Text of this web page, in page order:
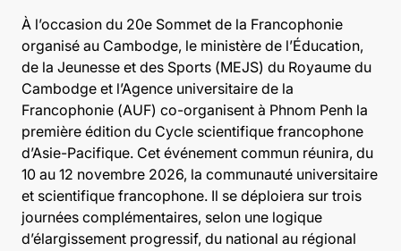
À l’occasion du 20e Sommet de la Francophonie
organisé au Cambodge, le ministère de l’Éducation,
de la Jeunesse et des Sports (MEJS) du Royaume du
Cambodge et l’Agence universitaire de la
Francophonie (AUF) co-organisent à Phnom Penh la
première édition du Cycle scientifique francophone
d’Asie-Pacifique. Cet événement commun réunira, du
10 au 12 novembre 2026, la communauté universitaire
et scientifique francophone. Il se déploiera sur trois
journées complémentaires, selon une logique
d’élargissement progressif, du national au régional